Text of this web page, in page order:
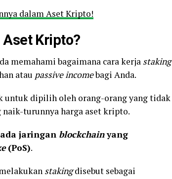
dalam Aset Kripto!
Kripto?
memahami bagaimana cara kerja staking
atau passive incomebagi Anda.
untuk dipilih oleh orang-orang yang tidak
turunnya harga aset kripto.
jaringan blockchainyang
(PoS).
stakingdisebut sebagai